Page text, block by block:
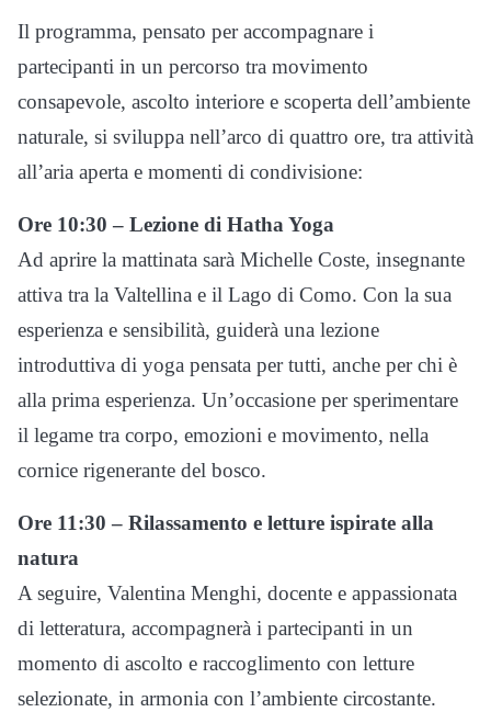
Il programma, pensato per accompagnare i
partecipanti in un percorso tra movimento
consapevole, ascolto interiore e scoperta dell’ambiente
naturale, si sviluppa nell’arco di quattro ore, tra attività
all’aria aperta e momenti di condivisione:
Ore 10:30 – Lezione di Hatha Yoga
Ad aprire la mattinata sarà Michelle Coste, insegnante
attiva tra la Valtellina e il Lago di Como. Con la sua
esperienza e sensibilità, guiderà una lezione
introduttiva di yoga pensata per tutti, anche per chi è
alla prima esperienza. Un’occasione per sperimentare
il legame tra corpo, emozioni e movimento, nella
cornice rigenerante del bosco.
Ore 11:30 – Rilassamento e letture ispirate alla
natura
A seguire, Valentina Menghi, docente e appassionata
di letteratura, accompagnerà i partecipanti in un
momento di ascolto e raccoglimento con letture
selezionate, in armonia con l’ambiente circostante.